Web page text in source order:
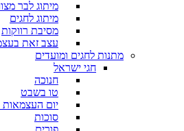
מיתוג לבר
מיתוג לחגים
מסיבת רווקות
עצב זאת
מתנות לחגים ומועדים
חגי ישראל
חנוכה
טו בשבט
יום העצמאות
סוכות